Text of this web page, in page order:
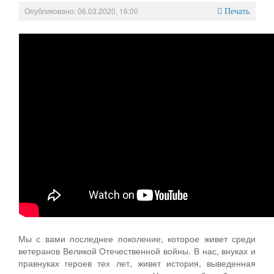
Персональные данные
Оценка регулирующего воздействия
Городское поселение
Сельские поселения
Опубликовано: 06.03.2020, 16:00 Печать
Мы с вами последнее поколение, которое живет среди
ветеранов Великой Отечественной войны. В нас, внуках и
правнуках героев тех лет, живет история, выведенная